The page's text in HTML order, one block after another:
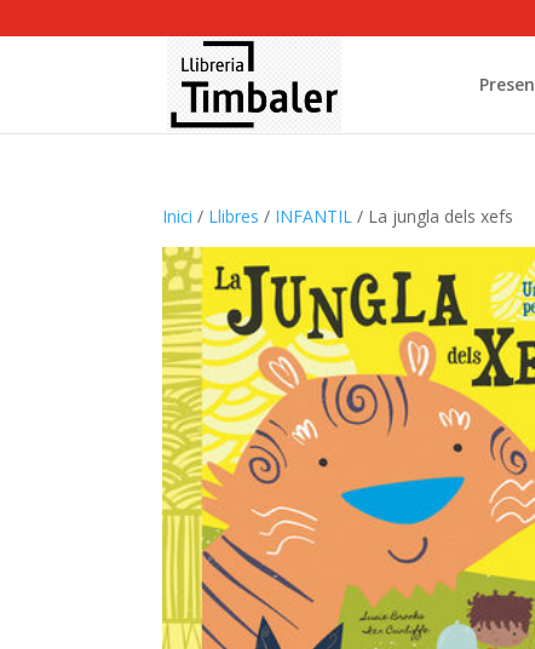
Inici / Llibres / INFANTIL / La jungla dels xefs